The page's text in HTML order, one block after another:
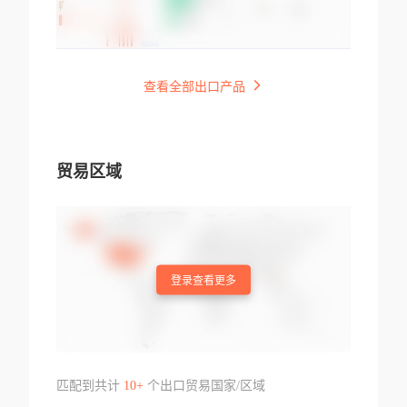
查看全部出口产品
贸易区域
登录查看更多
匹配到共计 10+个出口贸易国家/区域